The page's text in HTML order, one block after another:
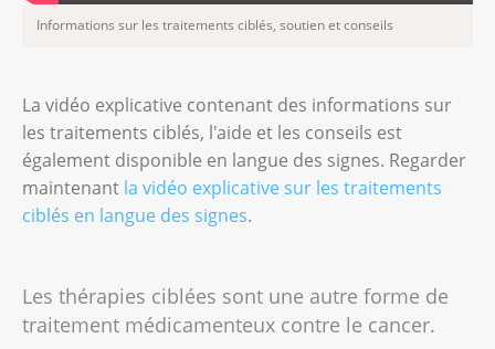
Informations sur les traitements ciblés, soutien et conseils
La vidéo explicative contenant des informations sur
les traitements ciblés, l'aide et les conseils est
également disponible en langue des signes. Regarder
maintenant la vidéo explicative sur les traitements
ciblés en langue des signes.
Les thérapies ciblées sont une autre forme de
traitement médicamenteux contre le cancer.